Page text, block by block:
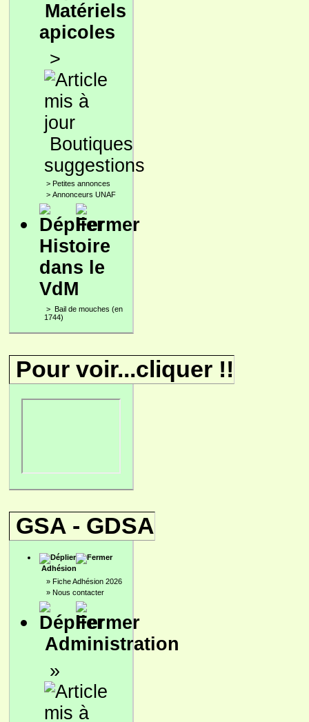
Matériels
apicoles
>
Boutiques
suggestions
> Petites annonces
> Annonceurs UNAF
Histoire
dans le
VdM
> Bail de mouches (en
1744)
Pour voir...cliquer !!
GSA - GDSA
Adhésion
» Fiche Adhésion 2026
» Nous contacter
Administration
»